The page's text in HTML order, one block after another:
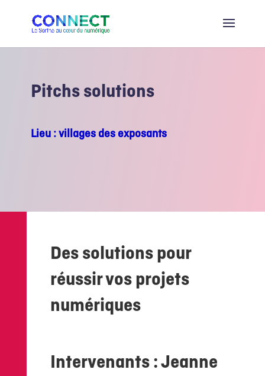
Pitchs solutions
Lieu : villages des exposants
Des solutions pour
réussir vos projets
numériques
Intervenants : Jeanne